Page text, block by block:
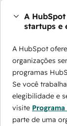
A
startups e
A HubSpot
organizações
programas
Se você
elegibilidade e
visite
parte de uma